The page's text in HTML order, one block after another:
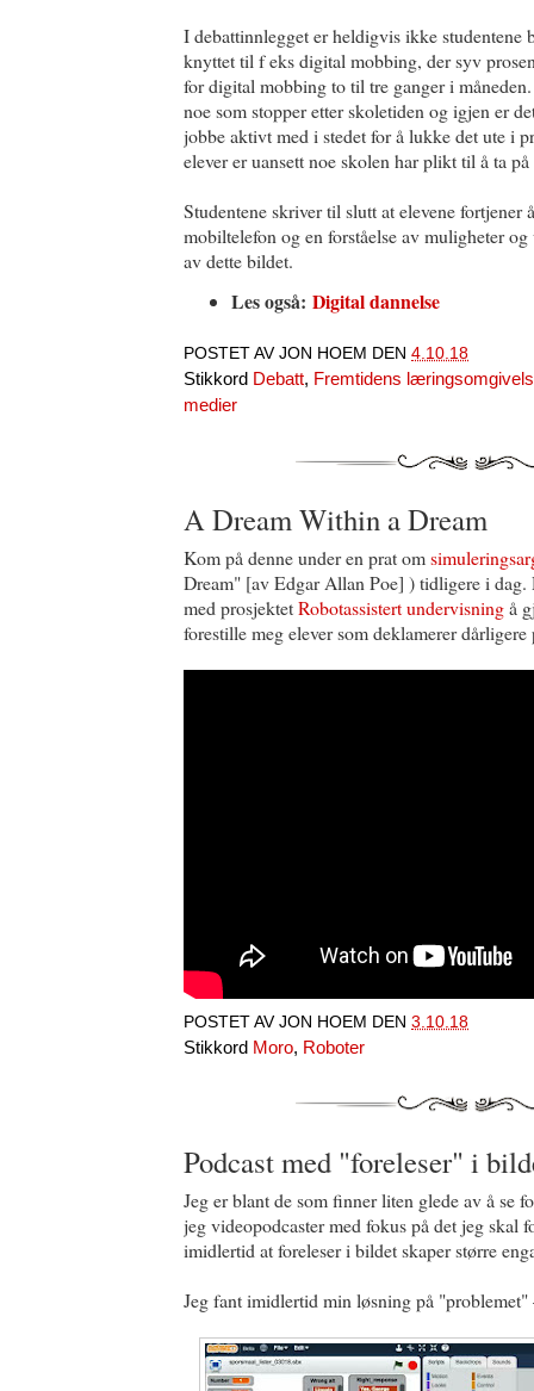
I debattinnlegget er heldigvis ikke
knyttet til f eks digital mobbing, der syv
for digital mobbing to til tre ganger i
noe som stopper etter skoletiden og igjen er
jobbe aktivt med i stedet for å lukke det ute i
elever er uansett noe skolen har plikt til å ta på
Studentene skriver til slutt at elevene
mobiltelefon og en forståelse av muligheter
av dette bildet.
Les også: Digital dannelse
POSTET AV JON HOEM DEN 4.10.18
Stikkord Debatt, Fremtidens
medier
A Dream Within a Dream
Kom på denne under en prat om
Dream" [av Edgar Allan Poe] ) tidligere i dag.
med prosjektetRobotassistert undervisningå
forestille meg elever som deklamerer dårligere
POSTET AV JON HOEM DEN 3.10.18
Stikkord Moro, Roboter
Podcast med "foreleser" i
Jeg er blant de som finner liten glede av å se
jeg videopodcaster med fokus på det jeg skal
imidlertid at foreleser i bildet skaper større
Jeg fant imidlertid min løsning på